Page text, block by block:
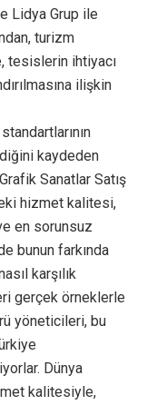
Lidya Grup ile
turizm
tesislerin ihtiyacı
ilişkin
kaydeden
Sanatlar Satış
hizmet kalitesi,
en sorunsuz
bunun farkında
karşılık
gerçek örneklerle
yöneticileri, bu
Dünya
kalitesiyle,